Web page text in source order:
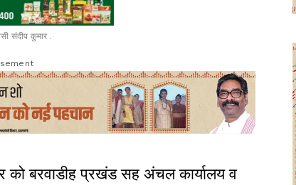
संदीप कुमार .
को बरवाडीह प्रखंड सह अंचल कार्यालय व